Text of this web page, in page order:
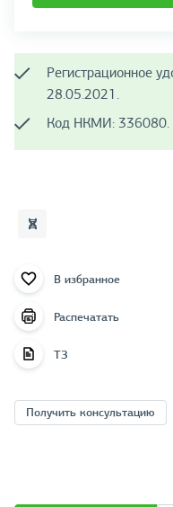
Регистрационное
28.05.2021.
Код НКМИ: 336080.
В избранное
Распечатать
ТЗ
Получить консультацию